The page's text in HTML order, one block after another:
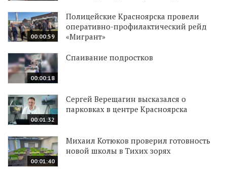
00:00:59
Полицейские Красноярска провели
оперативно-профилактический рейд
«Мигрант»
00:00:18
Спаивание подростков
00:01:32
Сергей Верещагин высказался о
парковках в центре Красноярска
00:01:40
Михаил Котюков проверил готовность
новой школы в Тихих зорях